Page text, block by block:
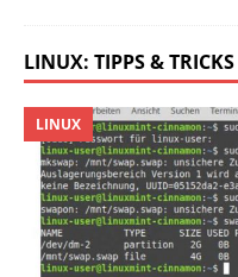
LINUX: TIPPS & TRICKS
LINUX